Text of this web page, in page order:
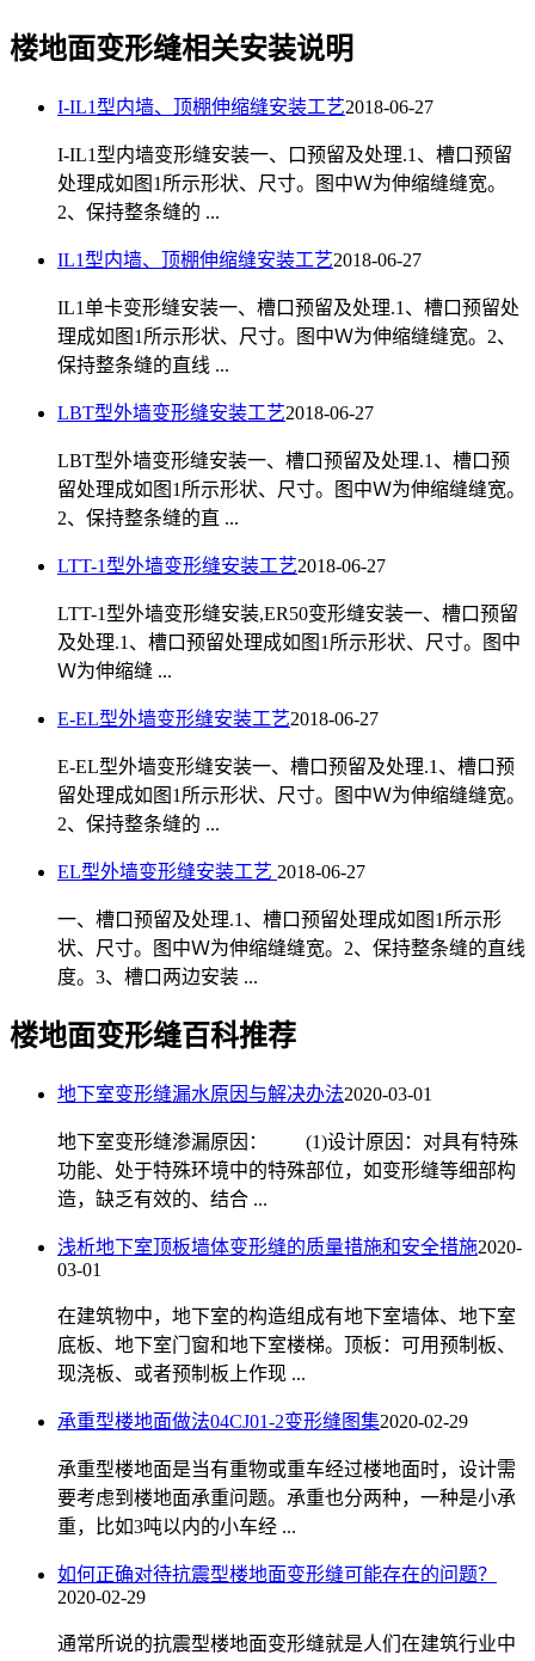
楼地面变形缝相关安装说明
I-IL1型内墙、顶棚伸缩缝安装工艺2018-06-27
I-IL1型内墙变形缝安装一、口预留及处理.1、槽口预留
处理成如图1所示形状、尺寸。图中Ｗ为伸缩缝缝宽。
2、保持整条缝的 ...
IL1型内墙、顶棚伸缩缝安装工艺2018-06-27
IL1单卡变形缝安装一、槽口预留及处理.1、槽口预留处
理成如图1所示形状、尺寸。图中Ｗ为伸缩缝缝宽。2、
保持整条缝的直线 ...
LBT型外墙变形缝安装工艺2018-06-27
LBT型外墙变形缝安装一、槽口预留及处理.1、槽口预
留处理成如图1所示形状、尺寸。图中Ｗ为伸缩缝缝宽。
2、保持整条缝的直 ...
LTT-1型外墙变形缝安装工艺2018-06-27
LTT-1型外墙变形缝安装,ER50变形缝安装一、槽口预留
及处理.1、槽口预留处理成如图1所示形状、尺寸。图中
Ｗ为伸缩缝 ...
E-EL型外墙变形缝安装工艺2018-06-27
E-EL型外墙变形缝安装一、槽口预留及处理.1、槽口预
留处理成如图1所示形状、尺寸。图中Ｗ为伸缩缝缝宽。
2、保持整条缝的 ...
EL型外墙变形缝安装工艺 2018-06-27
一、槽口预留及处理.1、槽口预留处理成如图1所示形
状、尺寸。图中Ｗ为伸缩缝缝宽。2、保持整条缝的直线
度。3、槽口两边安装 ...
楼地面变形缝百科推荐
地下室变形缝漏水原因与解决办法2020-03-01
地下室变形缝渗漏原因： (1)设计原因：对具有特殊
功能、处于特殊环境中的特殊部位，如变形缝等细部构
造，缺乏有效的、结合 ...
浅析地下室顶板墙体变形缝的质量措施和安全措施2020-
03-01
在建筑物中，地下室的构造组成有地下室墙体、地下室
底板、地下室门窗和地下室楼梯。顶板：可用预制板、
现浇板、或者预制板上作现 ...
承重型楼地面做法04CJ01-2变形缝图集2020-02-29
承重型楼地面是当有重物或重车经过楼地面时，设计需
要考虑到楼地面承重问题。承重也分两种，一种是小承
重，比如3吨以内的小车经 ...
如何正确对待抗震型楼地面变形缝可能存在的问题？
2020-02-29
通常所说的抗震型楼地面变形缝就是人们在建筑行业中